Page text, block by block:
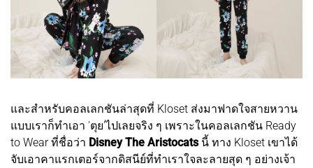
และสำหรับคอลเลกชันล่าสุดที่ Kloset ส่งมาฟาดใจสายหวาน
แบบเราก็ทำเอา 'ตุย'ไปเลยจริง ๆ เพราะในคอลเลกชัน Ready
to Wear ที่ชื่อว่า Disney The Aristocatsนี้ ทาง Kloset เขาได้
จับเอาคาแรกเตอร์จากดิสนีย์ที่ทำเราใจละลายสุด ๆ อย่างเจ้า